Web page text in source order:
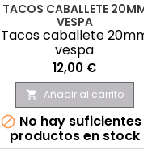
TACOS CABALLETE 20MM
VESPA
Tacos caballete 20mm
vespa
Precio
12,00 €
 Añadir al carrito
 No hay suficientes
productos en stock